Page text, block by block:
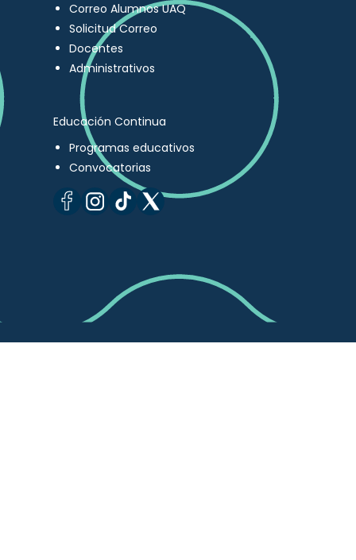
Correo Alumnos UAQ
Solicitud Correo
Docentes
Administrativos
Educación Continua
Programas educativos
Convocatorias